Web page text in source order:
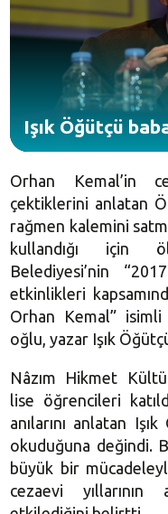
Işık Öğütçü
Orhan Kemal’in
çektiklerini anlatan
rağmen kalemini
kullandığı için
Belediyesi’nin
etkinlikleri
Orhan Kemal” isimli
oğlu, yazar Işık
Nâzım Hikmet
lise öğrencileri
anılarını anlatan
okuduğuna değindi.
büyük bir
cezaevi